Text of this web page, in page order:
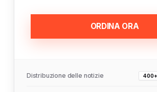
ORDINA ORA
Distribuzione delle notizie 400+